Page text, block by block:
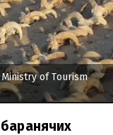
of Tourism